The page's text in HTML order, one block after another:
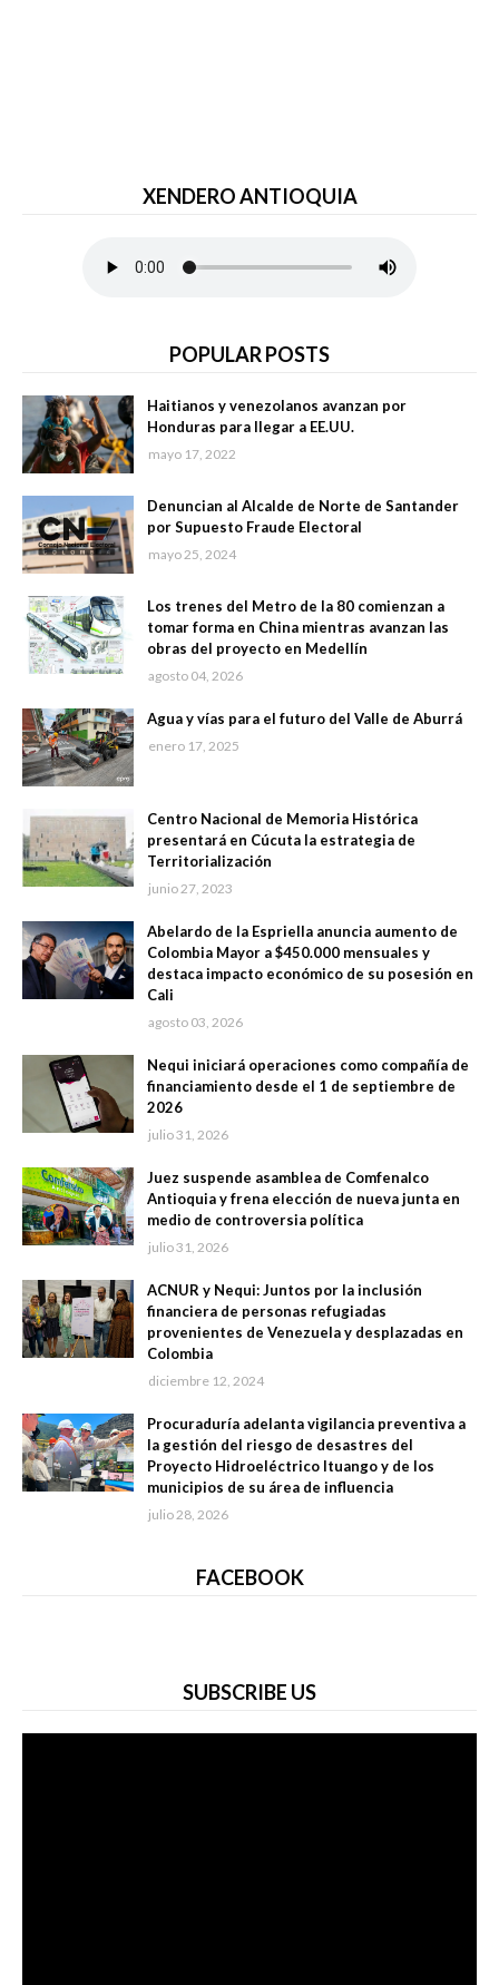
XENDERO ANTIOQUIA
POPULAR POSTS
Haitianos y venezolanos avanzan por
Honduras para llegar a EE.UU.
mayo 17, 2022
Denuncian al Alcalde de Norte de Santander
por Supuesto Fraude Electoral
mayo 25, 2024
Los trenes del Metro de la 80 comienzan a
tomar forma en China mientras avanzan las
obras del proyecto en Medellín
agosto 04, 2026
Agua y vías para el futuro del Valle de Aburrá
enero 17, 2025
Centro Nacional de Memoria Histórica
presentará en Cúcuta la estrategia de
Territorialización
junio 27, 2023
Abelardo de la Espriella anuncia aumento de
Colombia Mayor a $450.000 mensuales y
destaca impacto económico de su posesión en
Cali
agosto 03, 2026
Nequi iniciará operaciones como compañía de
financiamiento desde el 1 de septiembre de
2026
julio 31, 2026
Juez suspende asamblea de Comfenalco
Antioquia y frena elección de nueva junta en
medio de controversia política
julio 31, 2026
ACNUR y Nequi: Juntos por la inclusión
financiera de personas refugiadas
provenientes de Venezuela y desplazadas en
Colombia
diciembre 12, 2024
Procuraduría adelanta vigilancia preventiva a
la gestión del riesgo de desastres del
Proyecto Hidroeléctrico Ituango y de los
municipios de su área de influencia
julio 28, 2026
FACEBOOK
SUBSCRIBE US